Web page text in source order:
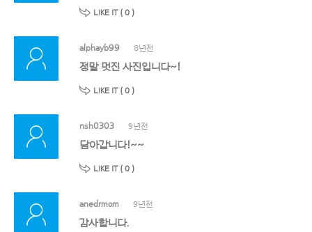
LIKE IT ( 0 )
alphayb99 8년전
정말 멋진 사진입니다~!
LIKE IT ( 0 )
nsh0303 9년전
담아갑니다!~~
LIKE IT ( 0 )
anedrmom 9년전
감사합니다.